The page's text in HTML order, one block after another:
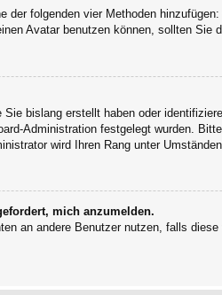
der folgenden vier Methoden
Avatar benutzen können, sollten Sie
bislang erstellt haben oder
Administration festgelegt wurden.
wird Ihren Rang unter
mich anzumelden.
an andere Benutzer nutzen, falls